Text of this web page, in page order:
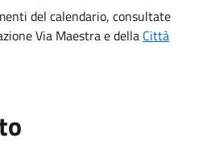
del calendario, consultate
Via Maestra e della Città